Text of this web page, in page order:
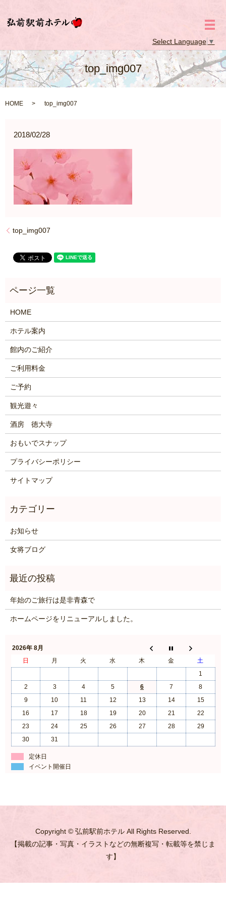
Select Language ▼
メ
top_img007
HOME top_img007
2018/02/28
top_img007
HOME
ホテル案内
館内のご紹介
ご利用料金
ご予約
観光遊々
酒房 徳大寺
おもいでスナップ
プライバシーポリシー
サイトマップ
お知らせ
女将ブログ
年始のご旅行は是非青森で
ホームページをリニューアルしました。
2026年 8月
日
月 火 水 木 金
土
1
2
3 4 5 6 7
8
9
10 11 12 13 14
15
16
17 18 19 20 21
22
23
24 25 26 27 28
29
30
31
定休日
イベント開催日
Copyright © 弘前駅前ホテル All Rights Reserved.
【掲載の記事・写真・イラストなどの無断複写・転載等を禁じま
す】